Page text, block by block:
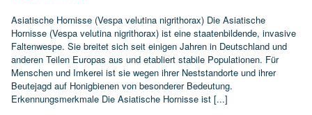
Asiatische Hornisse (Vespa velutina nigrithorax) Die Asiatische
Hornisse (Vespa velutina nigrithorax) ist eine staatenbildende, invasive
Faltenwespe. Sie breitet sich seit einigen Jahren in Deutschland und
anderen Teilen Europas aus und etabliert stabile Populationen. Für
Menschen und Imkerei ist sie wegen ihrer Neststandorte und ihrer
Beutejagd auf Honigbienen von besonderer Bedeutung.
Erkennungsmerkmale Die Asiatische Hornisse ist [...]